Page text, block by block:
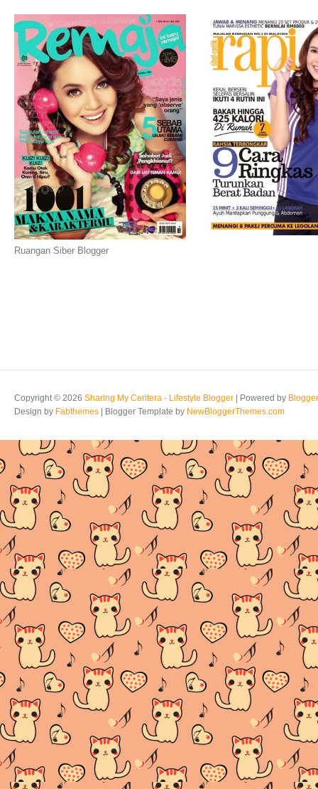
Ruangan Siber Blogger
Copyright © 2026 Sharing My Ceritera - Lifestyle Blogger | Powered by Blogger
Design by Fabthemes | Blogger Template by NewBloggerThemes.com